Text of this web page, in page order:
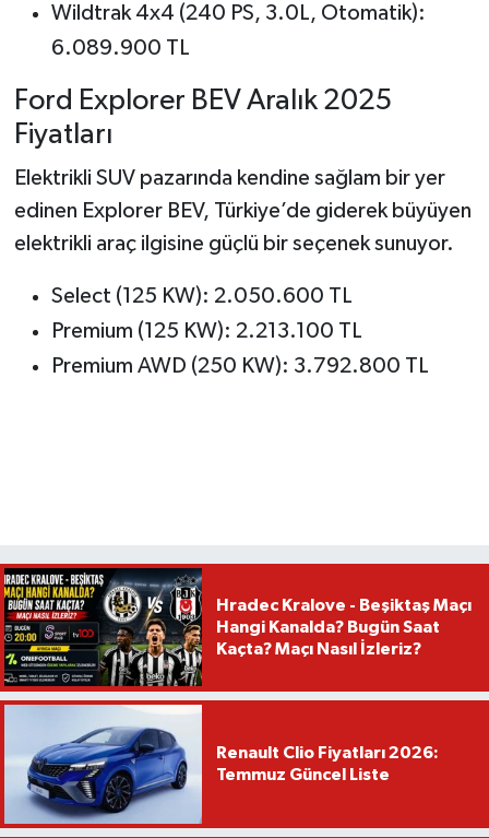
Wildtrak 4x4 (240 PS, 3.0L, Otomatik):
6.089.900 TL
Ford Explorer BEV Aralık 2025
Fiyatları
Elektrikli SUV pazarında kendine sağlam bir yer
edinen Explorer BEV, Türkiye’de giderek büyüyen
elektrikli araç ilgisine güçlü bir seçenek sunuyor.
Select (125 KW): 2.050.600 TL
Premium (125 KW): 2.213.100 TL
Premium AWD (250 KW): 3.792.800 TL
Hradec Kralove - Beşiktaş Maçı
Hangi Kanalda? Bugün Saat
Kaçta? Maçı Nasıl İzleriz?
Renault Clio Fiyatları 2026:
Temmuz Güncel Liste